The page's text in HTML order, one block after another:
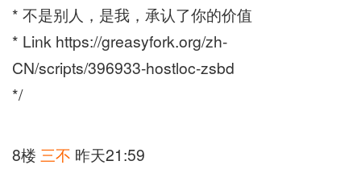
* 不是别人，是我，承认了你的价值
* Link https://greasyfork.org/zh-
CN/scripts/396933-hostloc-zsbd
*/
8楼 三不 昨天21:59